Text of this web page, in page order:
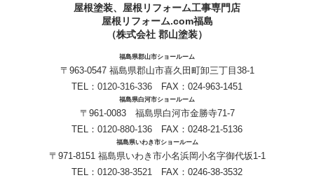
屋根塗装、屋根リフォーム工事専門店
屋根リフォーム.com福島
（株式会社 郡山塗装）
福島県郡山市ショールーム
〒963-0547 福島県郡山市喜久田町卸三丁目38-1
TEL： 0120-316-336 FAX：024-963-1451
福島県白河市ショールーム
〒961-0083 福島県白河市金勝寺71-7
TEL： 0120-880-136 FAX：0248-21-5136
福島県いわき市ショールーム
〒971-8151 福島県いわき市小名浜岡小名字御代坂1-1
TEL： 0120-38-3521 FAX：0246-38-3532